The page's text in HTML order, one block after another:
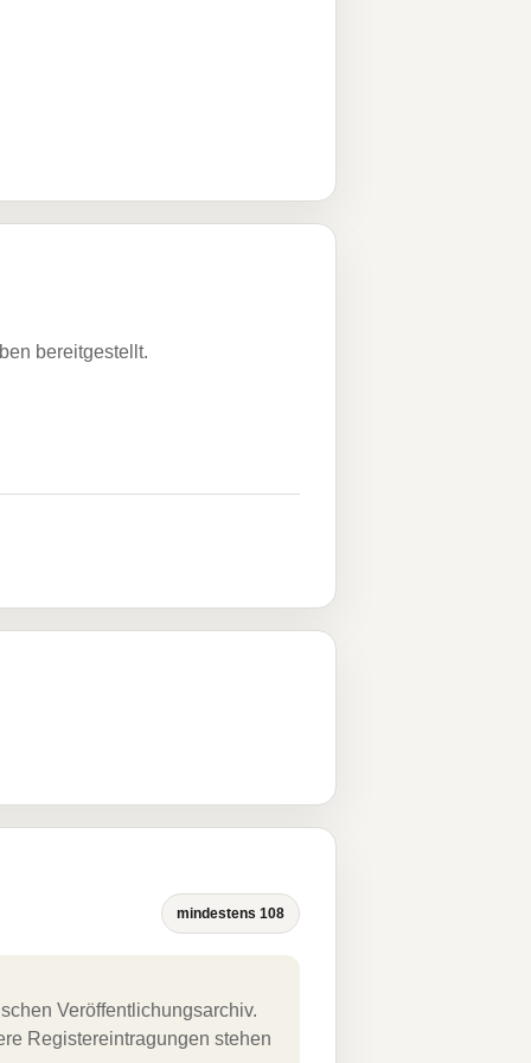
bereitgestellt.
mindestens 108
Veröffentlichungsarchiv.
Registereintragungen stehen